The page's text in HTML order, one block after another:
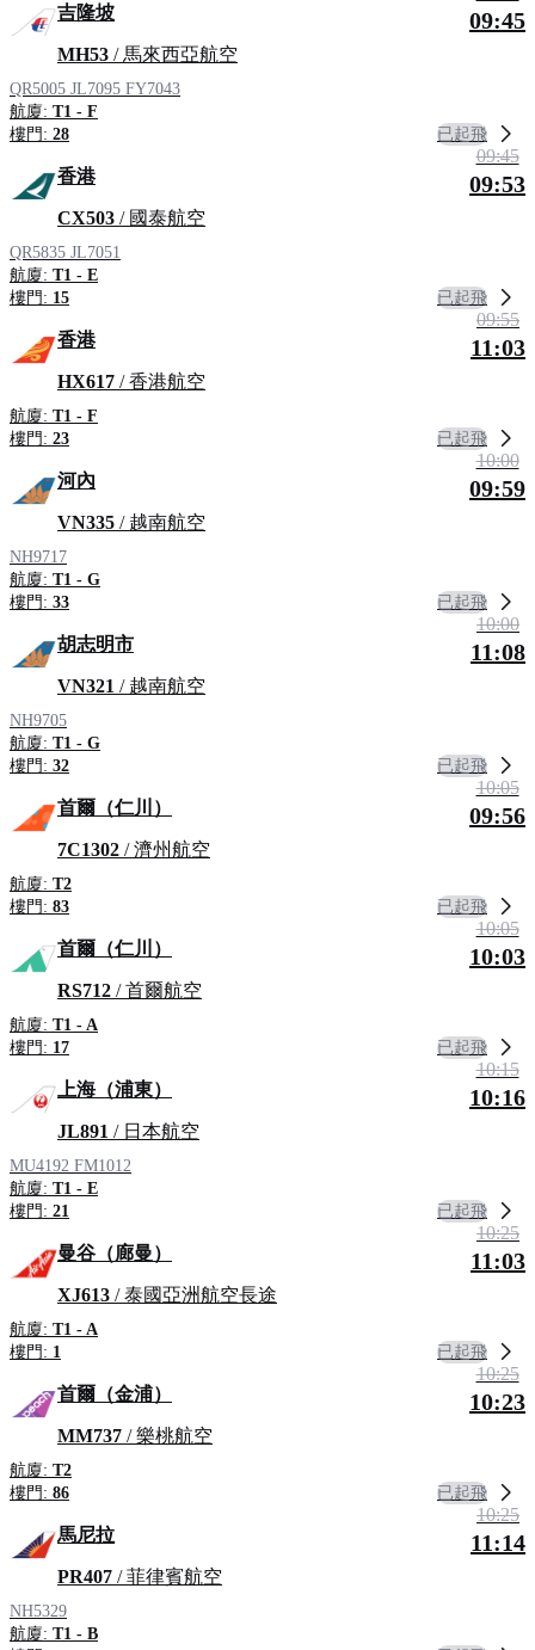
吉隆坡
MH53 / 馬來西亞航空
QR5005 JL7095 FY7043
航廈: T1 - F
樓門: 28
09:45
已起飛
香港
CX503 / 國泰航空
QR5835 JL7051
航廈: T1 - E
樓門: 15
09:45
09:53
已起飛
香港
HX617 / 香港航空
航廈: T1 - F
樓門: 23
09:55
11:03
已起飛
河內
VN335 / 越南航空
NH9717
航廈: T1 - G
樓門: 33
10:00
09:59
已起飛
胡志明市
VN321 / 越南航空
NH9705
航廈: T1 - G
樓門: 32
10:00
11:08
已起飛
首爾（仁川）
7C1302 / 濟州航空
航廈: T2
樓門: 83
10:05
09:56
已起飛
首爾（仁川）
RS712 / 首爾航空
航廈: T1 - A
樓門: 17
10:05
10:03
已起飛
上海（浦東）
JL891 / 日本航空
MU4192 FM1012
航廈: T1 - E
樓門: 21
10:15
10:16
已起飛
曼谷（廊曼）
XJ613 / 泰國亞洲航空長途
航廈: T1 - A
樓門: 1
10:25
11:03
已起飛
首爾（金浦）
MM737 / 樂桃航空
航廈: T2
樓門: 86
10:25
10:23
已起飛
馬尼拉
PR407 / 菲律賓航空
NH5329
航廈: T1 - B
10:25
11:14